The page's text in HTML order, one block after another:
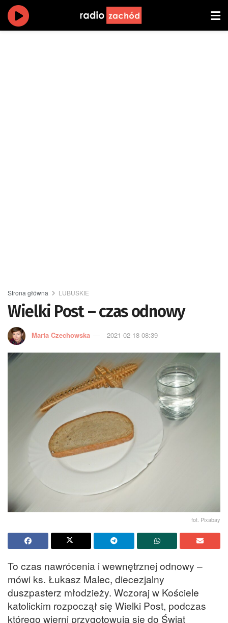
Strona główna LUBUSKIE
Wielki Post – czas odnowy
Marta Czechowska 2021-02-18 08:39
fot. Pixabay
To czas nawrócenia i wewnętrznej odnowy –
mówi ks. Łukasz Malec, diecezjalny
duszpasterz młodzieży. Wczoraj w Kościele
katolickim rozpoczął się Wielki Post, podczas
którego wierni przygotowują się do Świat